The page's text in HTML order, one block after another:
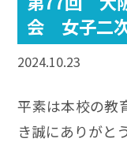
会 女子二
2024.10.23
平素は本校の教
き誠にありがと